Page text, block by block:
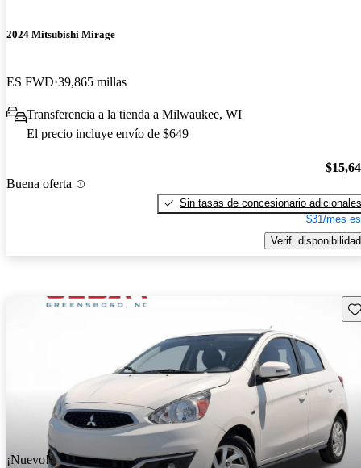
2024 Mitsubishi Mirage
ES FWD 39,865 millas
Transferencia a la tienda a Milwaukee, WI
El precio incluye envío de $649
Buena oferta
Sin tasas de concesionario adicionales
$31/mes
Verif. disponibilidad
¡Nuevo!